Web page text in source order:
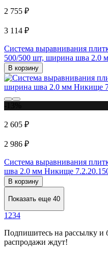
2 755 ₽
3 114 ₽
Система выравнивания
500/500 шт, ширина шва 2.0
В корзину
2 605 ₽
2 986 ₽
Система выравнивания
шва 2.0 мм Никище
В корзину
Показать еще 40
1 234
Подпишитесь на рассылку и
распродажи ждут!